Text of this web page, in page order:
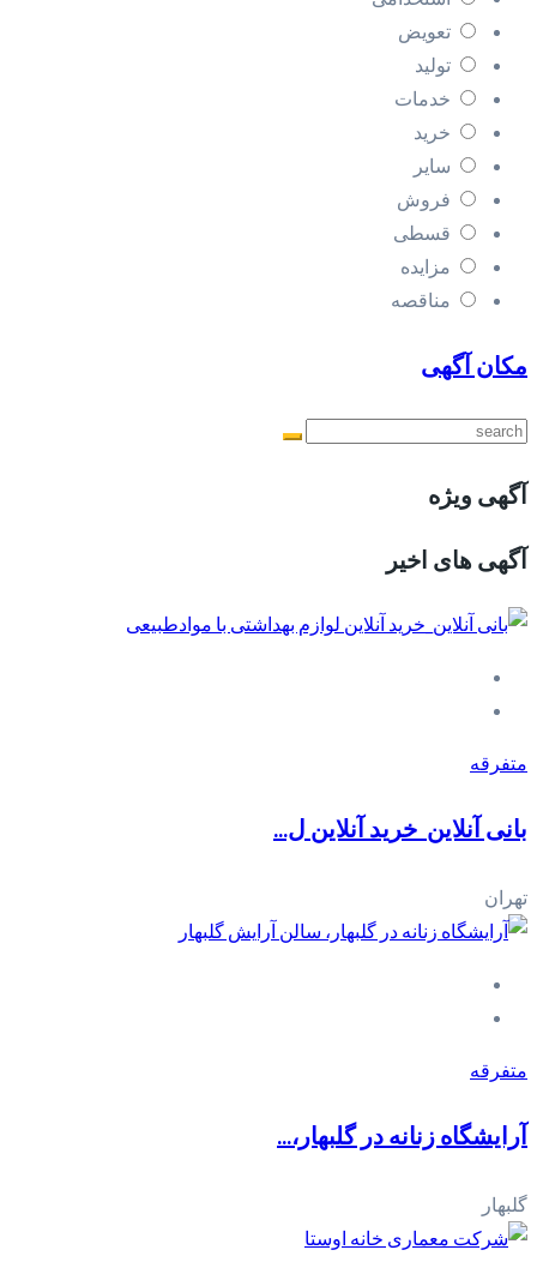
تعویض
تولید
خدمات
خرید
سایر
فروش
قسطی
مزایده
مناقصه
مکان آگهی
آگهی ویژه
آگهی های اخیر
متفرقه
بانی آنلاین_خرید آنلاین ل...
تهران
متفرقه
آرایشگاه زنانه در گلبهار،...
گلبهار